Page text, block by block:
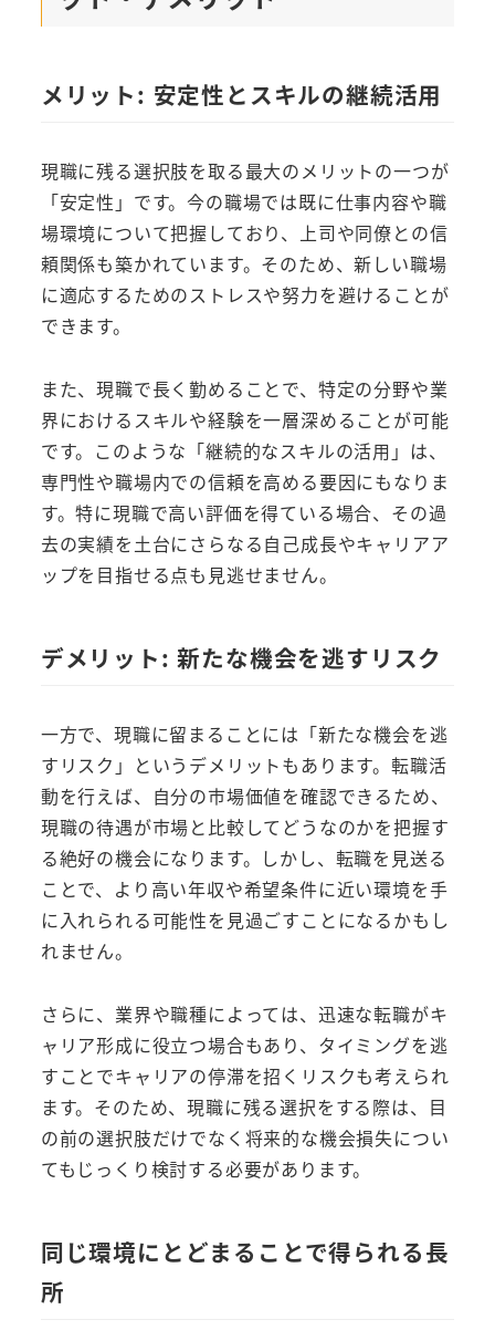
メリット: 安定性とスキルの継続活用
現職に残る選択肢を取る最大のメリットの一つが
「安定性」です。今の職場では既に仕事内容や職
場環境について把握しており、上司や同僚との信
頼関係も築かれています。そのため、新しい職場
に適応するためのストレスや努力を避けることが
できます。
また、現職で長く勤めることで、特定の分野や業
界におけるスキルや経験を一層深めることが可能
です。このような「継続的なスキルの活用」は、
専門性や職場内での信頼を高める要因にもなりま
す。特に現職で高い評価を得ている場合、その過
去の実績を土台にさらなる自己成長やキャリアア
ップを目指せる点も見逃せません。
デメリット: 新たな機会を逃すリスク
一方で、現職に留まることには「新たな機会を逃
すリスク」というデメリットもあります。転職活
動を行えば、自分の市場価値を確認できるため、
現職の待遇が市場と比較してどうなのかを把握す
る絶好の機会になります。しかし、転職を見送る
ことで、より高い年収や希望条件に近い環境を手
に入れられる可能性を見過ごすことになるかもし
れません。
さらに、業界や職種によっては、迅速な転職がキ
ャリア形成に役立つ場合もあり、タイミングを逃
すことでキャリアの停滞を招くリスクも考えられ
ます。そのため、現職に残る選択をする際は、目
の前の選択肢だけでなく将来的な機会損失につい
てもじっくり検討する必要があります。
同じ環境にとどまることで得られる長
所